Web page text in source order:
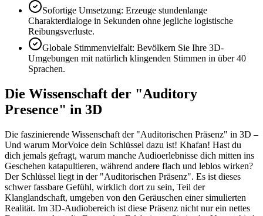
Sofortige Umsetzung: Erzeuge stundenlange
Charakterdialoge in Sekunden ohne jegliche logistische
Reibungsverluste.
Globale Stimmenvielfalt: Bevölkern Sie Ihre 3D-
Umgebungen mit natürlich klingenden Stimmen in über 40
Sprachen.
Die Wissenschaft der "Auditory
Presence" in 3D
Die faszinierende Wissenschaft der "Auditorischen Präsenz" in 3D –
Und warum MorVoice dein Schlüssel dazu ist! Khafan! Hast du
dich jemals gefragt, warum manche Audioerlebnisse dich mitten ins
Geschehen katapultieren, während andere flach und leblos wirken?
Der Schlüssel liegt in der "Auditorischen Präsenz". Es ist dieses
schwer fassbare Gefühl, wirklich dort zu sein, Teil der
Klanglandschaft, umgeben von den Geräuschen einer simulierten
Realität. Im 3D-Audiobereich ist diese Präsenz nicht nur ein nettes